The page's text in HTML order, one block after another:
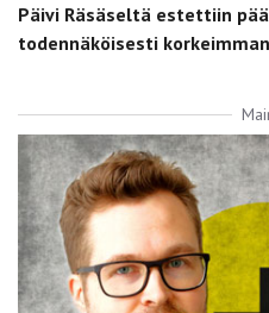
Päivi Räsäseltä estettiin
todennäköisesti